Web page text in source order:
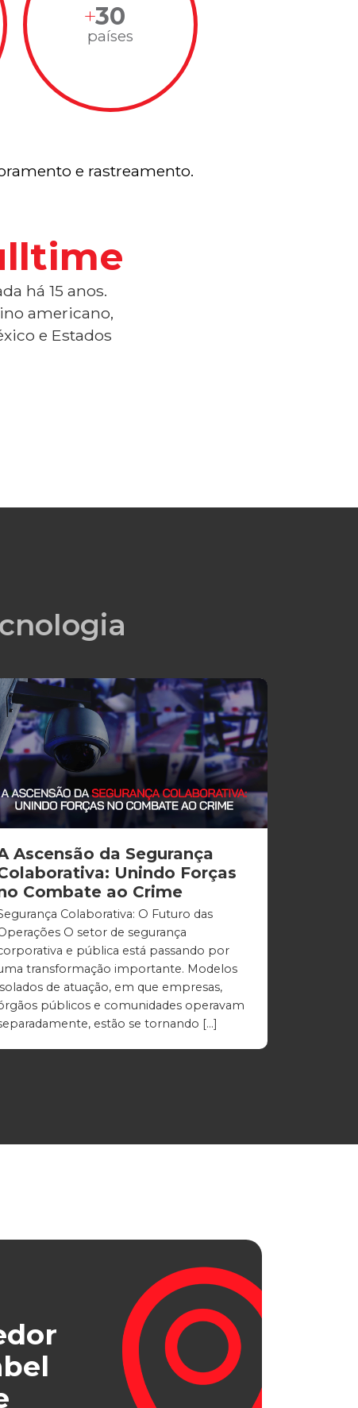
30
países
e rastreamento.
há 15 anos.
americano,
e Estados
Ascensão da Segurança
Unindo Forças
Combate ao Crime
Colaborativa: O Futuro das
O setor de segurança
e pública está passando por
transformação importante. Modelos
de atuação, em que empresas,
públicos e comunidades operavam
estão se tornando […]